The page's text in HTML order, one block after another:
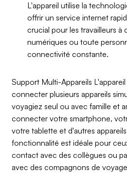
L'appareil utilise la
offrir un service internet
crucial pour les travailleurs à
numériques ou toute
connectivité constante.
Support Multi-Appareils
connecter plusieurs appareils
voyagiez seul ou avec famille et
connecter votre smartphone,
votre tablette et d'autres
fonctionnalité est idéale pour
contact avec des collègues ou
avec des compagnons de